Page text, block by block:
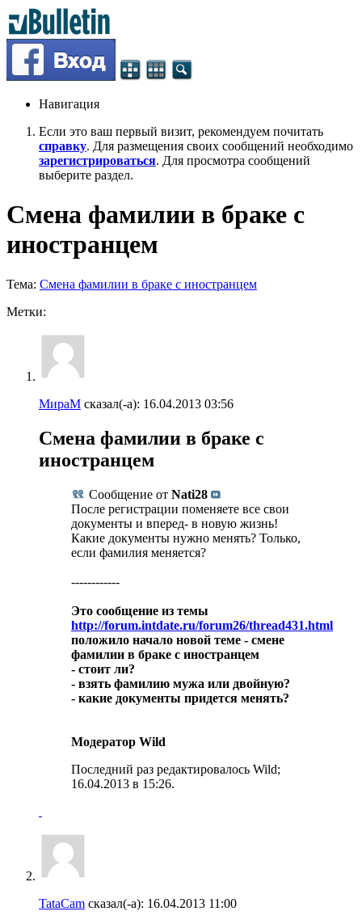
Навигация
Если это ваш первый визит, рекомендуем почитать
справку. Для размещения своих сообщений необходимо
зарегистрироваться. Для просмотра сообщений
выберите раздел.
Смена фамилии в браке с
иностранцем
Тема: Смена фамилии в браке с иностранцем
Метки:
МираМ сказал(-а): 16.04.2013 03:56
Смена фамилии в браке с
иностранцем
Сообщение от Nati28
После регистрации поменяете все свои
документы и вперед- в новую жизнь!
Какие документы нужно менять? Только,
если фамилия меняется?
------------
Это сообщение из темы
http://forum.intdate.ru/forum26/thread431.html
положило начало новой теме - смене
фамилии в браке с иностранцем
- стоит ли?
- взять фамилию мужа или двойную?
- какие документы придется менять?
Модератор Wild
Последний раз редактировалось Wild;
16.04.2013 в 15:26.
TataCam сказал(-а): 16.04.2013 11:00